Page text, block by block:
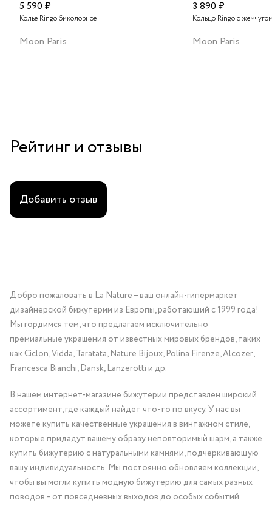
5 590 ₽
Колье Ringo биколорное
Moon Paris
3 890 ₽
Кольцо Ringo с
Moon Paris
Рейтинг и отзывы
Добавить отзыв
Добро пожаловать в La Nature – ваш онлайн-гипермаркет
дизайнерской бижутерии из Европы, работающий с 1999 года!
Мы гордимся тем, что предлагаем исключительно
премиальные украшения от известных мировых брендов, таких
как Ciclon, Vidda, Taratata, Nature Bijoux, Polina Firenze, Alcozer,
Francesca Bianchi, Dansk, Lanzerotti и др.
В нашем интернет-магазине бижутерии представлен широкий
ассортимент, где каждый найдет что-то по вкусу. У нас вы
можете купить качественные украшения в винтажном стиле,
которые придадут вашему образу неповторимый шарм, а также
купить бижутерию с натуральными камнями, подчеркивающую
вашу индивидуальность. Мы постоянно обновляем коллекции,
чтобы вы могли купить модную бижутерию для самых разных
поводов – от повседневных выходов до особых событий.